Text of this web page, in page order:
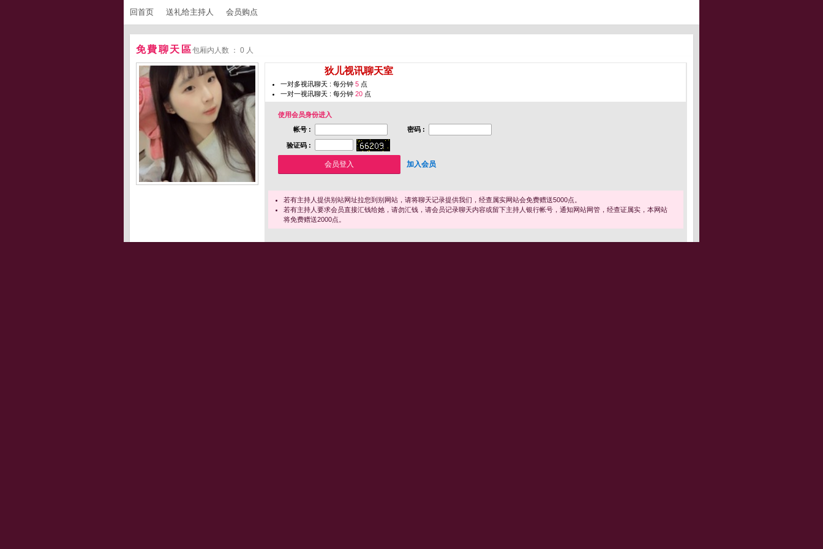
回首页 送礼给主持人 会员购点
免費聊天區包厢内人数 ： 0 人
狄儿视讯聊天室
一对多视讯聊天 : 每分钟 5 点
一对一视讯聊天 : 每分钟 20 点
使用会员身份进入
帐号 :
密码 :
验证码 :
加入会员
若有主持人提供别站网址拉您到别网站，请将聊天记录提供我们，经查属实网站会免费赠送5000点。
若有主持人要求会员直接汇钱给她，请勿汇钱，请会员记录聊天内容或留下主持人银行帐号，通知网站网管，经查证属实，本网站
将免费赠送2000点。